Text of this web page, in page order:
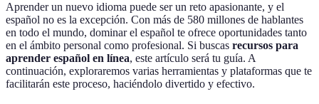
Aprender un nuevo idioma puede ser un reto apasionante, y el
español no es la excepción. Con más de 580 millones de hablantes
en todo el mundo, dominar el español te ofrece oportunidades tanto
en el ámbito personal como profesional. Si buscas recursos para
aprender español en línea, este artículo será tu guía. A
continuación, exploraremos varias herramientas y plataformas que te
facilitarán este proceso, haciéndolo divertido y efectivo.